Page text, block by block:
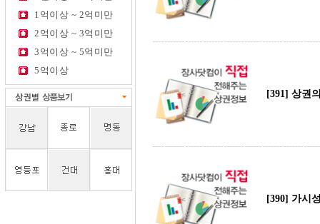
1억이상 ~ 2억미만
2억이상 ~ 3억미만
3억이상 ~ 5억미만
5억이상
[391] 상권
[390] 가시